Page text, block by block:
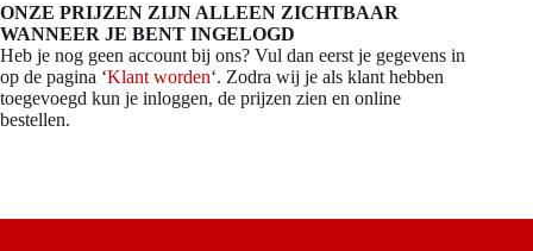
ONZE PRIJZEN ZIJN ALLEEN ZICHTBAAR
WANNEER JE BENT INGELOGD
Heb je nog geen account bij ons? Vul dan eerst je gegevens in
op de pagina ‘Klant worden‘. Zodra wij je als klant hebben
toegevoegd kun je inloggen, de prijzen zien en online
bestellen.